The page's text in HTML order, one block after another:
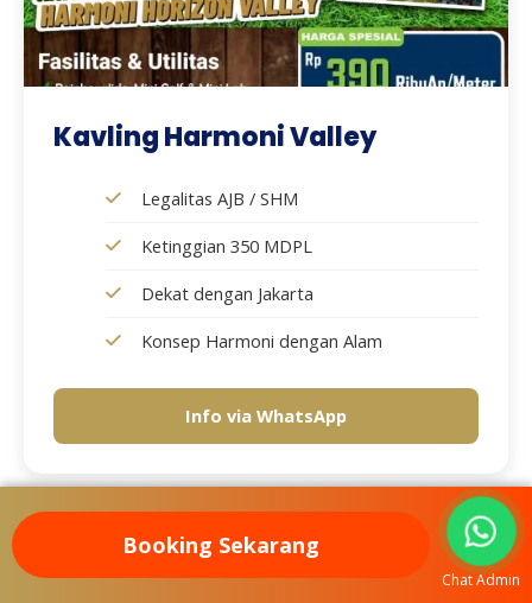
Kavling Harmoni Valley
Legalitas AJB / SHM
Ketinggian 350 MDPL
Dekat dengan Jakarta
Konsep Harmoni dengan Alam
Info via WhatsApp
Booking Sekarang
Chat Admin